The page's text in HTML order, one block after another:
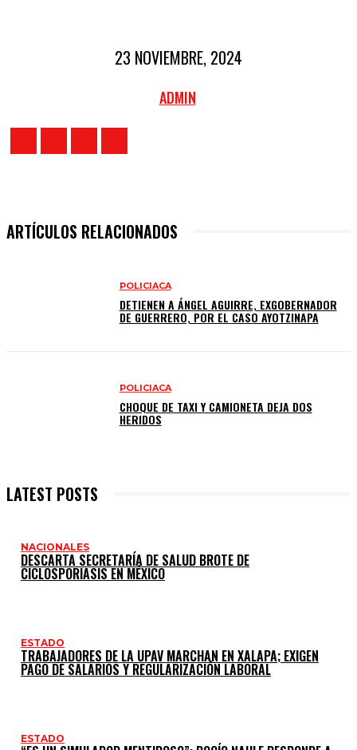
23 NOVIEMBRE, 2024
ADMIN
ARTÍCULOS RELACIONADOS
POLICIACA
DETIENEN A ÁNGEL AGUIRRE, EXGOBERNADOR
DE GUERRERO, POR EL CASO AYOTZINAPA
POLICIACA
CHOQUE DE TAXI Y CAMIONETA DEJA DOS
HERIDOS
LATEST POSTS
NACIONALES
DESCARTA SECRETARÍA DE SALUD BROTE DE
CICLOSPORIASIS EN MÉXICO
ESTADO
TRABAJADORES DE LA UPAV MARCHAN EN XALAPA; EXIGEN
PAGO DE SALARIOS Y REGULARIZACIÓN LABORAL
ESTADO